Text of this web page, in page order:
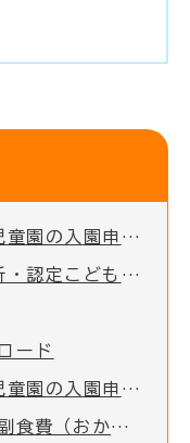
令和8年度紋別市留守家庭児童園の入園申込受付を開始しました！
令和8年度 紋別市内保育所・認定こども園 入所児童募集のお知らせ
ード
令和7年度紋別市留守家庭児童園の入園申込受付を開始しました！
認定こども園・保育所等の副食費（おかず代・おやつ代）を助成します